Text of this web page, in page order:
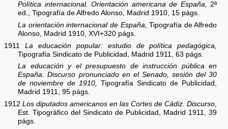
Política internacional. Orientación americana de España, 2ª
ed., Tipografía de Alfredo Alonso, Madrid 1910, 15 págs.
La orientación internacional de España, Tipografía de Alfredo
Alonso, Madrid 1910, XVI+320 págs.
1911La educación popular: estudio de política pedagógica,
Tipografía Sindicato de Publicidad, Madrid 1911, 63 págs.
La educación y el presupuesto de instrucción pública en
España. Discurso pronunciado en el Senado, sesión del 30
de noviembre de 1910, Tipografía Sindicato de Publicidad,
Madrid 1911, 95 págs.
1912Los diputados americanos en las Cortes de Cádiz. Discurso,
Est. Tipográfico del Sindicato de Publicidad, Madrid 1911, 39
págs.